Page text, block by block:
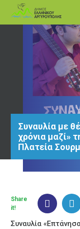
Συναυλία με
χρόνια μαζί»
Πλατεία
Συναυλία
Share
it!